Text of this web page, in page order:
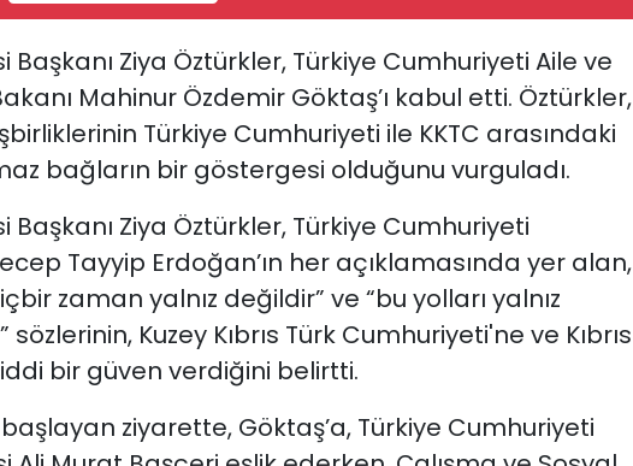
Ziya Öztürkler, Türkiye Cumhuriyeti Aile ve
Mahinur Özdemir Göktaş’ı kabul etti. Öztürkler,
Türkiye Cumhuriyeti ile KKTC arasındaki
bağların bir göstergesi olduğunu vurguladı.
Ziya Öztürkler, Türkiye Cumhuriyeti
Tayyip Erdoğan’ın her açıklamasında yer alan,
zaman yalnız değildir” ve “bu yolları yalnız
Kuzey Kıbrıs Türk Cumhuriyeti'ne ve Kıbrıs
bir güven verdiğini belirtti.
ziyarette, Göktaş’a, Türkiye Cumhuriyeti